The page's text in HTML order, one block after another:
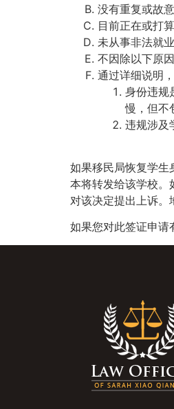
没有重复或故
目前正在或打
未从事非法就业
不因除以下原
通过详细说明
身份违规
慢，但不
违规涉及
如果移民局恢复学生
本将转发给该学校。
对该决定提出上诉。
如果您对此签证申请